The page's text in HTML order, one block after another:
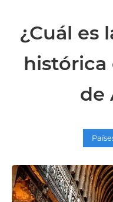
¿Cuál es
histórica
de